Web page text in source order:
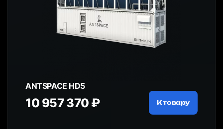
ANTSPACE HD5
10 957 370 ₽ К товару